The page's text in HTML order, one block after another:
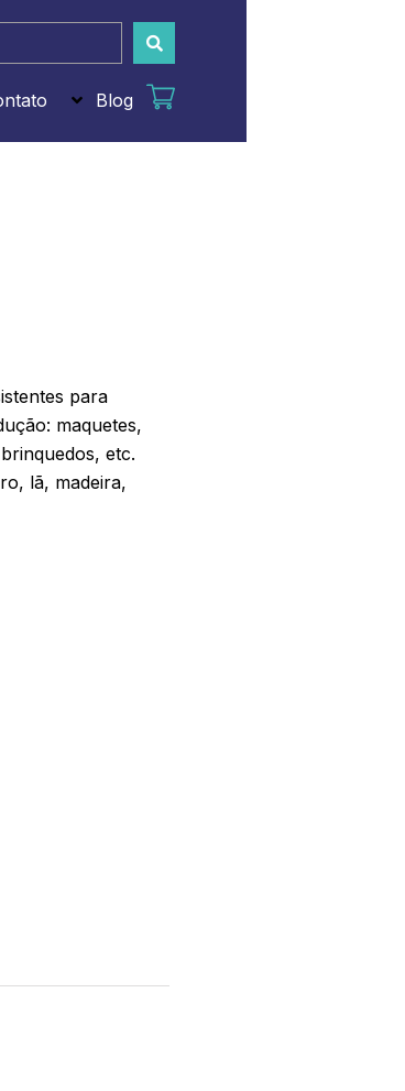
Blog
para
maquetes,
etc.
lã, madeira,